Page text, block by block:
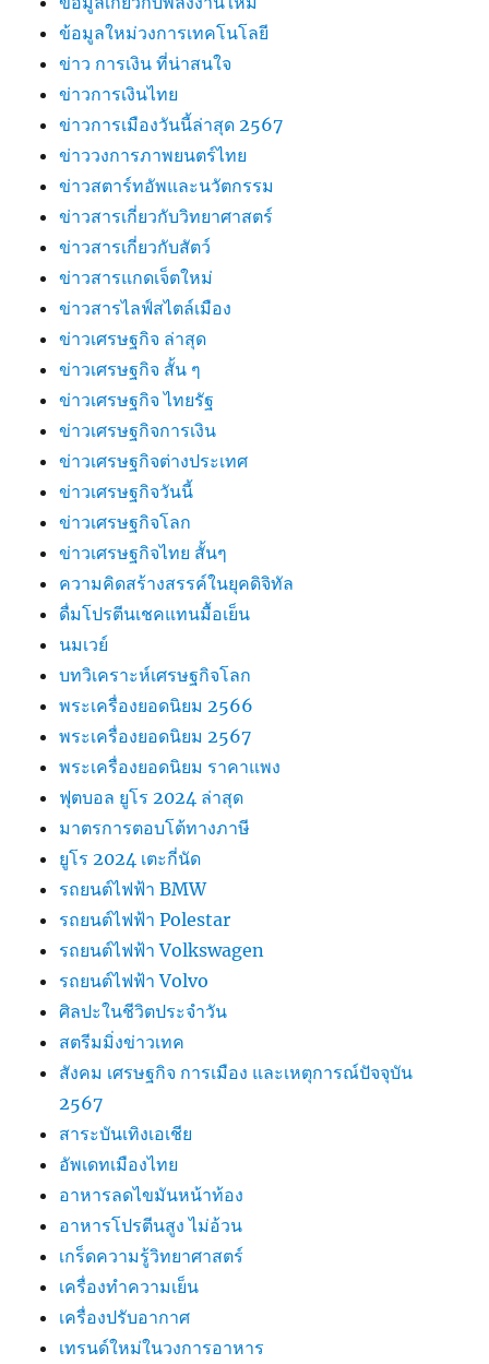
ข้อมูลใหม่วงการเทคโนโลยี
ข่าว การเงิน ที่น่าสนใจ
ข่าวการเงินไทย
ข่าวการเมืองวันนี้ล่าสุด 2567
ข่าววงการภาพยนตร์ไทย
ข่าวสตาร์ทอัพและนวัตกรรม
ข่าวสารเกี่ยวกับวิทยาศาสตร์
ข่าวสารเกี่ยวกับสัตว์
ข่าวสารแกดเจ็ตใหม่
ข่าวสารไลฟ์สไตล์เมือง
ข่าวเศรษฐกิจ ล่าสุด
ข่าวเศรษฐกิจ สั้น ๆ
ข่าวเศรษฐกิจ ไทยรัฐ
ข่าวเศรษฐกิจการเงิน
ข่าวเศรษฐกิจต่างประเทศ
ข่าวเศรษฐกิจวันนี้
ข่าวเศรษฐกิจโลก
ข่าวเศรษฐกิจไทย สั้นๆ
ความคิดสร้างสรรค์ในยุคดิจิทัล
ดื่มโปรตีนเชคแทนมื้อเย็น
นมเวย์
บทวิเคราะห์เศรษฐกิจโลก
พระเครื่องยอดนิยม 2566
พระเครื่องยอดนิยม 2567
พระเครื่องยอดนิยม ราคาแพง
ฟุตบอล ยูโร 2024 ล่าสุด
มาตรการตอบโต้ทางภาษี
ยูโร 2024 เตะกี่นัด
รถยนต์ไฟฟ้า BMW
รถยนต์ไฟฟ้า Polestar
รถยนต์ไฟฟ้า Volkswagen
รถยนต์ไฟฟ้า Volvo
ศิลปะในชีวิตประจำวัน
สตรีมมิ่งข่าวเทค
สังคม เศรษฐกิจ การเมือง และเหตุการณ์ปัจจุบัน
2567
สาระบันเทิงเอเชีย
อัพเดทเมืองไทย
อาหารลดไขมันหน้าท้อง
อาหารโปรตีนสูง ไม่อ้วน
เกร็ดความรู้วิทยาศาสตร์
เครื่องทำความเย็น
เครื่องปรับอากาศ
เทรนด์ใหม่ในวงการอาหาร